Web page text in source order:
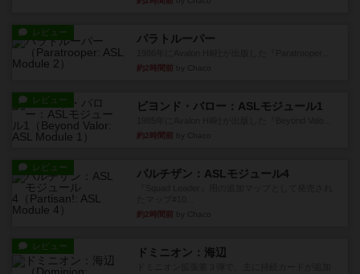
レビュー パラトルーパー
約2時間前
レビュー ビヨンド・バロー：ASLモジュール1
約2時間前
レビュー パルチザン：ASLモジュール4
約2時間前
レビュー ドミニオン：海辺